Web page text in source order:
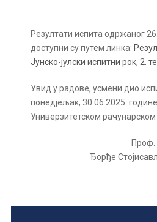
Резултати испита одржаног
доступни су путем линка:
Јунско-јулски испитни рок, 2.
Увид у радове, усмени дио
понедјељак, 30.06.2025.
Универзитетском рачунарском
Проф.
Ђорђе